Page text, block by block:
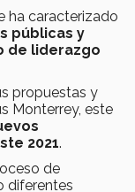
ha caracterizado
públicas y
de liderazgo
propuestas y
Monterrey, este
2021.
de
diferentes